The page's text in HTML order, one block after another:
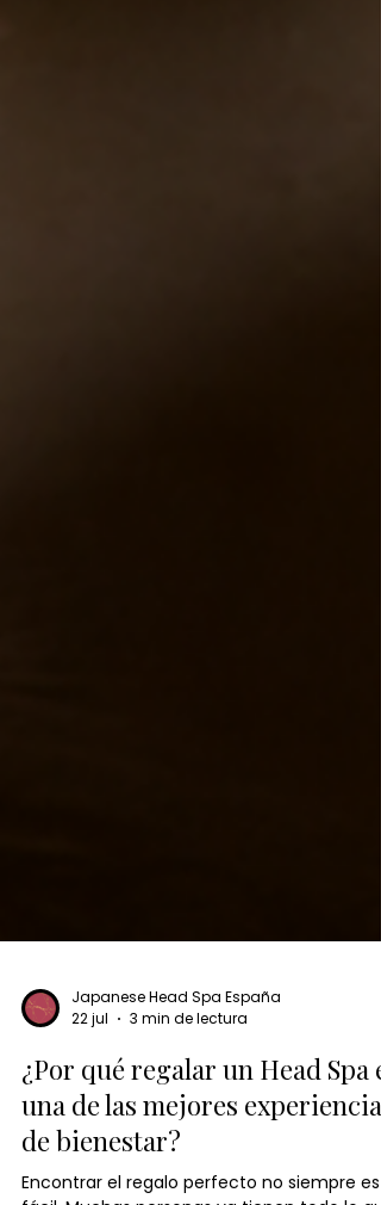
Japanese Head Spa España
22 jul
3 min de lectura
¿Por qué regalar un Head Spa es
una de las mejores experiencias